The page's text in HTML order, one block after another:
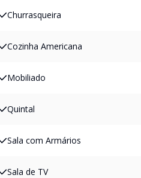
Churrasqueira
Cozinha Americana
Mobiliado
Quintal
Sala com Armários
Sala de TV